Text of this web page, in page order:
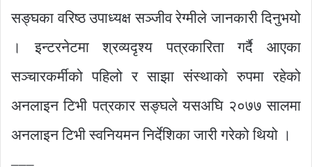
सङ्घका वरिष्ठ उपाध्यक्ष सञ्जीव रेग्मीले जानकारी दिनुभयो
। इन्टरनेटमा श्रव्यदृश्य पत्रकारिता गर्दै आएका
सञ्चारकर्मीको पहिलो र साझा संस्थाको रुपमा रहेको
अनलाइन टिभी पत्रकार सङ्घले यसअघि २०७७ सालमा
अनलाइन टिभी स्वनियमन निर्देशिका जारी गरेको थियो ।